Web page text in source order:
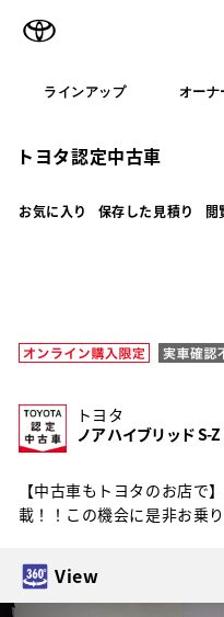
ラインアップ オーナ
トヨタ認定中古車
お気に入り 保存した見積り 閲
トヨタ
ノア ハイブリッド S-Z
【中古車もトヨタのお店
載！！この機会に是非お乗
View